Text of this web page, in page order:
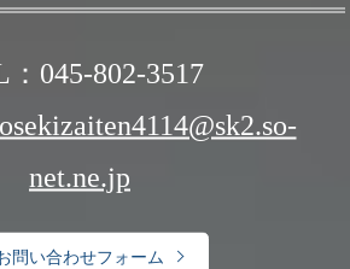
：045-802-3517
net.ne.jp
問い合わせフォーム